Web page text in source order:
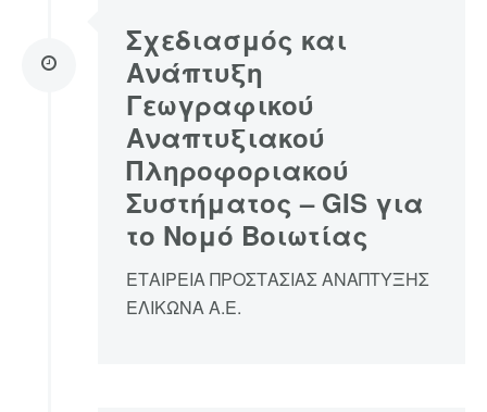
Σχεδιασμός και
Ανάπτυξη
Γεωγραφικού
Αναπτυξιακού
Πληροφοριακού
Συστήματος – GIS για
το Νομό Βοιωτίας
ΕΤΑΙΡΕΙΑ ΠΡΟΣΤΑΣΙΑΣ ΑΝΑΠΤΥΞΗΣ
ΕΛΙΚΩΝΑ Α.Ε.